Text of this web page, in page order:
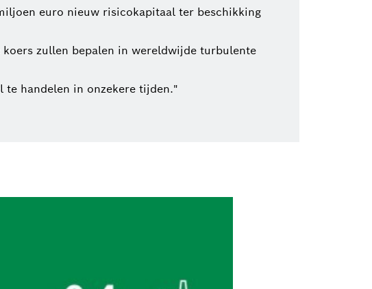
euro nieuw risicokapitaal ter beschikking
zullen bepalen in wereldwijde turbulente
te handelen in onzekere tijden."